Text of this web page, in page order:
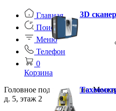
Главная
Поиск
Меню
Телефон
0
Корзина
Головное подразделение:
д. 5, этаж 2
3D